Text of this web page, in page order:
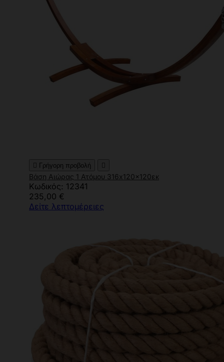
 Γρήγορη προβολή 
Βάση Αιώρας 1 Ατόμου 316x120x120εκ
Κωδικός: 12341
235,00 €
Δείτε λεπτομέρειες